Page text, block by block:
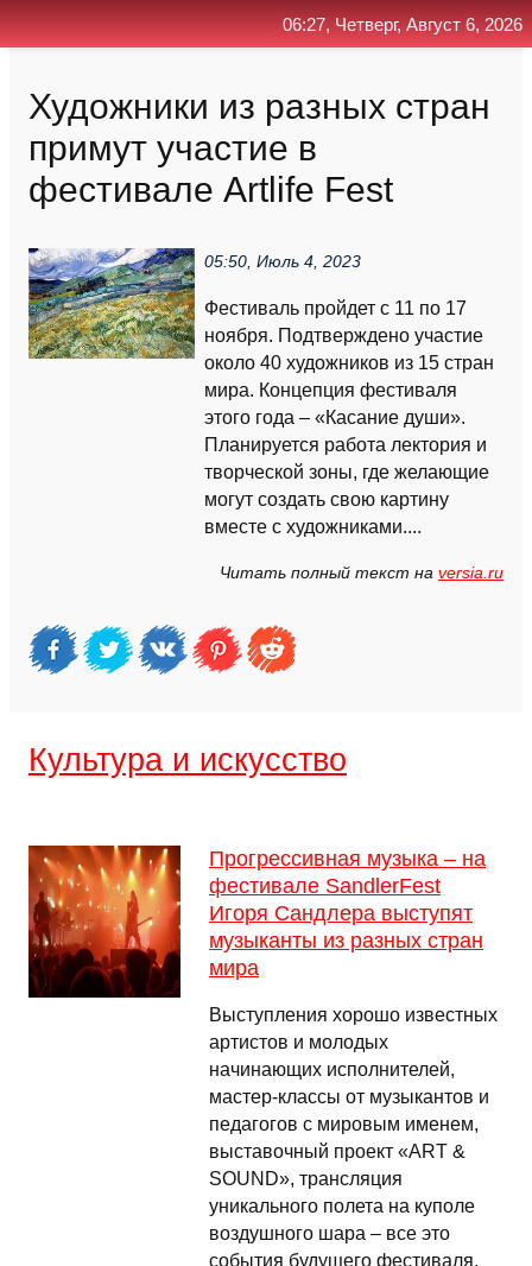
Художники из разных стран
примут участие в
фестивале Artlife Fest
05:50, Июль 4, 2023
Фестиваль пройдет с 11 по 17
ноября. Подтверждено участие
около 40 художников из 15 стран
мира. Концепция фестиваля
этого года – «Касание души».
Планируется работа лектория и
творческой зоны, где желающие
могут создать свою картину
вместе с художниками....
Читать полный текст на versia.ru
Культура и искусство
Прогрессивная музыка – на
фестивале SandlerFest
Игоря Сандлера выступят
музыканты из разных стран
мира
Выступления хорошо известных
артистов и молодых
начинающих исполнителей,
мастер-классы от музыкантов и
педагогов с мировым именем,
выставочный проект «ART &
SOUND», трансляция
уникального полета на куполе
воздушного шара – все это
события будущего фестиваля.
06:27, Четверг, Август 6, 2026